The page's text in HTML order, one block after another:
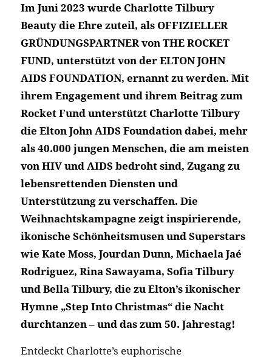
Im Juni 2023 wurde Charlotte Tilbury
Beauty die Ehre zuteil, als OFFIZIELLER
GRÜNDUNGSPARTNER von THE ROCKET
FUND, unterstützt von der ELTON JOHN
AIDS FOUNDATION, ernannt zu werden. Mit
ihrem Engagement und ihrem Beitrag zum
Rocket Fund unterstützt Charlotte Tilbury
die Elton John AIDS Foundation dabei, mehr
als 40.000 jungen Menschen, die am meisten
von HIV und AIDS bedroht sind, Zugang zu
lebensrettenden Diensten und
Unterstützung zu verschaffen. Die
Weihnachtskampagne zeigt inspirierende,
ikonische Schönheitsmusen und Superstars
wie Kate Moss, Jourdan Dunn, Michaela Jaé
Rodriguez, Rina Sawayama, Sofia Tilbury
und Bella Tilbury, die zu Elton’s ikonischer
Hymne „Step Into Christmas“ die Nacht
durchtanzen – und das zum 50. Jahrestag!
Entdeckt Charlotte’s euphorische